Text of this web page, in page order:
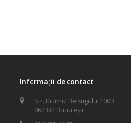
Informații de contact
Str. Drumul Belșugului 100B
062392 București